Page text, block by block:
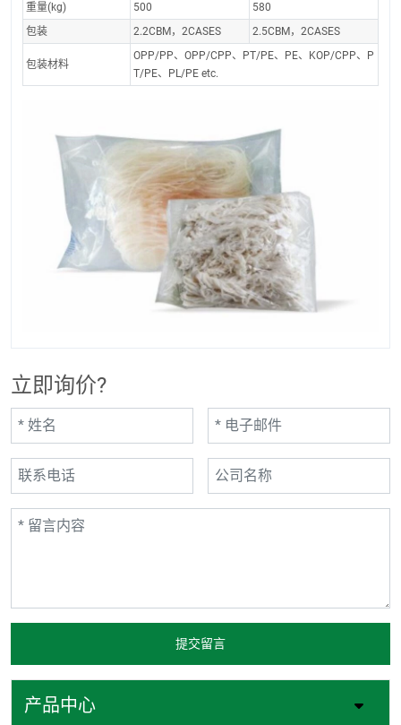
重量(kg) 500
580
包装
2.2CBM，2CASES 2.5CBM，2CASES
包装材料
OPP/PP、OPP/CPP、PT/PE、PE、KOP/CPP、P
T/PE、PL/PE etc.
立即询价?
提交留言
产品中心